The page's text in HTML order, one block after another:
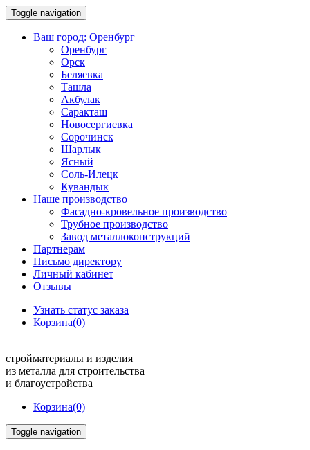
Toggle navigation
Ваш город: Оренбург
Оренбург
Орск
Беляевка
Ташла
Акбулак
Саракташ
Новосергиевка
Сорочинск
Шарлык
Ясный
Соль-Илецк
Кувандык
Наше производство
Фасадно-кровельное производство
Трубное производство
Завод металлоконструкций
Партнерам
Письмо директору
Личный кабинет
Отзывы
Узнать статус заказа
Корзина(0)
стройматериалы и изделия
из металла для строительства
и благоустройства
Корзина(0)
Toggle navigation